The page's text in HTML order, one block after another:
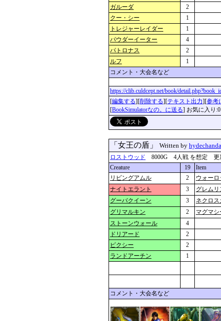
ガルーダ
2
クー・シー
1
トレジャーレイダー
1
パウダーイーター
4
パトロナス
2
ルフ
1
コメント・大会名など
https://clib.culdcept.net/book/
[編集する][削除する][テキスト出力][参考
[BookSimulatorなの。に送る] お気に入り:0
「女王の盾」 Written by
ロストウッド 8000G 4人戦 を想定 更新
Creature
19
Item
リビングアムル
2
ウォー
ナイトエラント
3
グレム
グーバクイーン
3
ネクロ
グリマルキン
2
マグマ
ストーンウォール
4
ドリアード
2
ピクシー
2
ランドアーチン
1
コメント・大会名など